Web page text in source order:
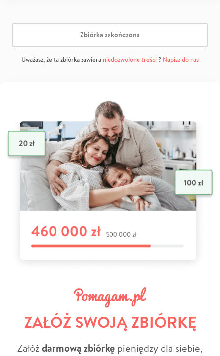
Zbiórka zakończona
Uważasz, że ta zbiórka zawiera niedozwolone treści? Napisz do nas
ZAŁÓŻ SWOJĄ ZBIÓRKĘ
Załóżdarmową zbiórkę pieniędzy dla siebie,